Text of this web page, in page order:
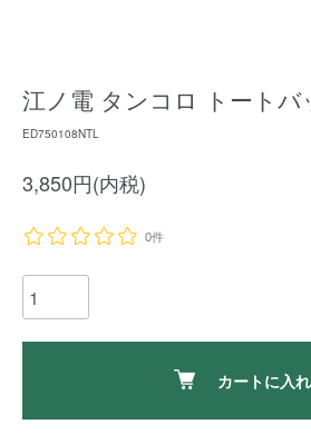
江ノ電 タンコロ トートバ
ED750108NTL
3,850円(内税)
0件
カートに入